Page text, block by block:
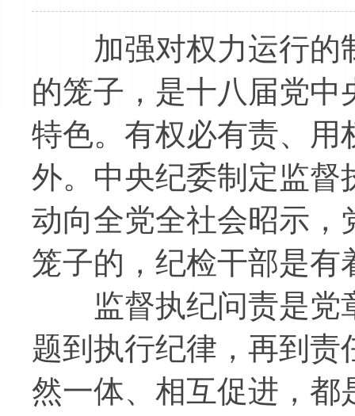
加强对权力运行的
的笼子，是十八届党
特色。有权必有责、用
外。中央纪委制定监督
动向全党全社会昭示，
笼子的，纪检干部是有
监督执纪问责是党
题到执行纪律，再到
然一体、相互促进，都